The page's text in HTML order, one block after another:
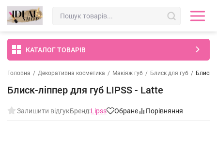
КАТАЛОГ ТОВАРІВ
Головна / Декоративна косметика / Макіяж губ / Блиск для губ / Блиск-
Блиск-ліппер для губ LIPSS - Latte
Залишити відгукБренд:Lipss Обране Порівняння